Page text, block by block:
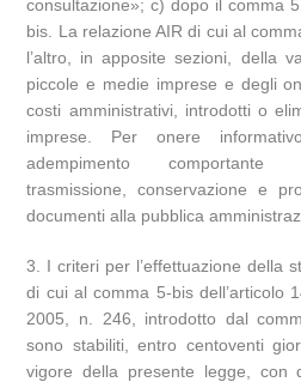
consultazione»; c) dopo il comma
bis. La relazione AIR di cui al
l’altro, in apposite sezioni, della
piccole e medie imprese e degli
costi amministrativi, introdotti o
imprese. Per onere
adempimento comportante
trasmissione, conservazione e
documenti alla pubblica
3. I criteri per l’effettuazione della
di cui al comma 5-bis dell’articolo
2005, n. 246, introdotto dal
sono stabiliti, entro centoventi
vigore della presente legge, con